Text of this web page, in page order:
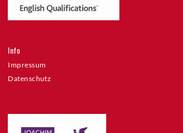
Info
Impressum
Datenschutz